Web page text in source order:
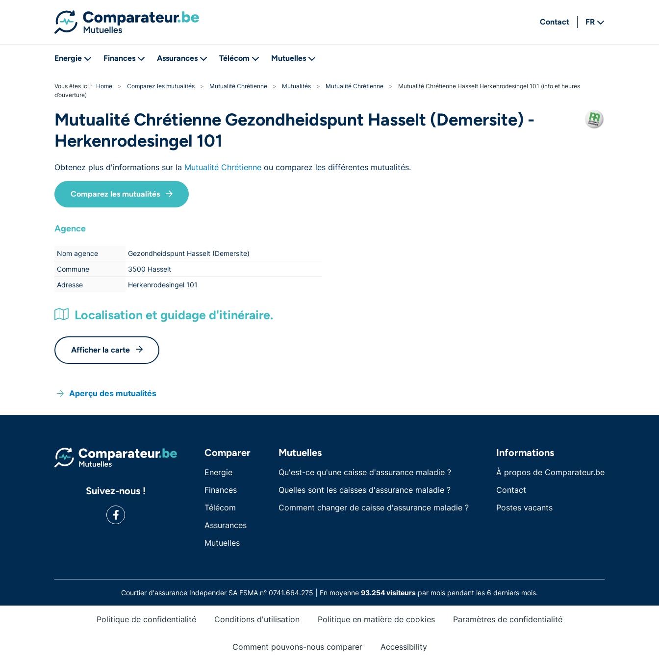
Contact
FR
Energie Finances Assurances Télécom Mutuelles
Vous êtes ici : Home > Comparez les mutualités > Mutualité Chrétienne > Mutualités > Mutualité Chrétienne >
Mutualité Chrétienne Hasselt Herkenrodesingel 101 (info et heures
d’ouverture)
Mutualité Chrétienne Gezondheidspunt Hasselt (Demersite) -
Herkenrodesingel 101
Obtenez plus d'informations sur la Mutualité Chrétienne ou comparez les différentes mutualités.
Comparez les mutualités
Agence
Nom agence
Gezondheidspunt Hasselt (Demersite)
Commune
3500 Hasselt
Adresse
Herkenrodesingel 101
Localisation et guidage d'itinéraire.
Afficher la carte
Aperçu des mutualités
Suivez-nous !
Comparer
Energie
Finances
Télécom
Assurances
Mutuelles
Mutuelles
Qu'est-ce qu'une caisse d'assurance maladie ?
Quelles sont les caisses d'assurance maladie ?
Comment changer de caisse d'assurance maladie ?
Informations
À propos de Comparateur.be
Contact
Postes vacants
Courtier d'assurance Independer SA FSMA n° 0741.664.275 | En moyenne 93.254 visiteurs par mois pendant les 6 derniers mois.
Politique de confidentialité Conditions d'utilisation Politique en matière de cookies Paramètres de confidentialité
Comment pouvons-nous comparer Accessibility